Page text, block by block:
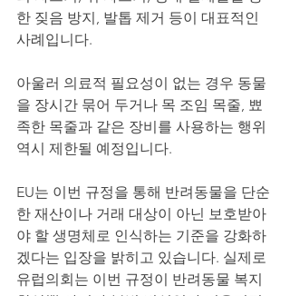
한 짖음 방지, 발톱 제거 등이 대표적인
사례입니다.
아울러 의료적 필요성이 없는 경우 동물
을 장시간 묶어 두거나 목 조임 목줄, 뾰
족한 목줄과 같은 장비를 사용하는 행위
역시 제한될 예정입니다.
EU는 이번 규정을 통해 반려동물을 단순
한 재산이나 거래 대상이 아닌 보호받아
야 할 생명체로 인식하는 기준을 강화하
겠다는 입장을 밝히고 있습니다. 실제로
유럽의회는 이번 규정이 반려동물 복지